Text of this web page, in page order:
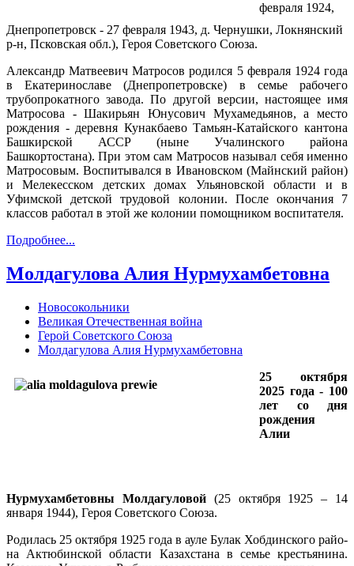
февраля 1924,
Днепропетровск - 27 февраля 1943, д. Чернушки, Локнянский
р-н, Псковская обл.), Героя Советского Союза.
Александр Матвеевич Матросов родился 5 февраля 1924 года
в Екатеринославе (Днепропетровске) в семье рабочего
трубопрокатного завода. По другой версии, настоящее имя
Матросова - Шакирьян Юнусович Мухамедьянов, а место
рождения - деревня Кунакбаево Тамьян-Катайского кантона
Башкирской АССР (ныне Учалинского района
Башкортостана). При этом сам Матросов называл себя именно
Матросовым. Воспитывался в Ивановском (Майнский район)
и Мелекесском детских домах Ульяновской области и в
Уфимской детской трудовой колонии. После окончания 7
классов работал в этой же колонии помощником воспитателя.
Подробнее...
Молдагулова Алия Нурмухамбетовна
Новосокольники
Великая Отечественная война
Герой Советского Союза
Молдагулова Алия Нурмухамбетовна
25 октября
2025 года - 100
лет со дня
рождения
Алии
Нурмухамбетовны Молдагуловой(25 октября 1925 – 14
января 1944), Героя Советского Союза.
Родилась 25 октября 1925 года в ауле Булак Хобдинского райо­
на Актюбинской области Казахстана в семье крестьянина.